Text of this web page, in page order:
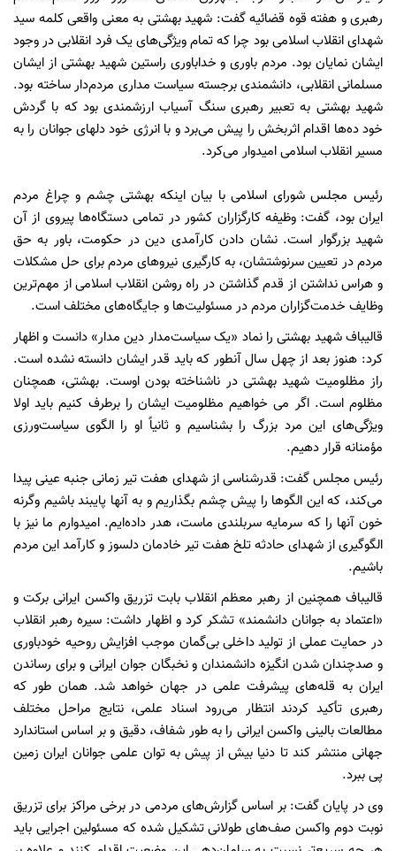
رهبری و هفته قوه قضائیه گفت: شهید بهشتی به معنی واقعی کلمه سید
شهدای انقلاب اسلامی بود چرا که تمام ویژگی‌های یک فرد انقلابی در وجود
ایشان نمایان بود. مردم باوری و خداباوری راستین شهید بهشتی از ایشان
مسلمانی انقلابی، دانشمندی برجسته سیاست مداری مردم‌دار ساخته بود.
شهید بهشتی به تعبیر رهبری سنگ آسیاب ارزشمندی بود که با گردش
خود ده‌ها اقدام اثربخش را پیش می‌برد و با انرژی خود دلهای جوانان را به
مسیر انقلاب اسلامی امیدوار می‌کرد.
رئیس مجلس شورای اسلامی با بیان اینکه بهشتی چشم و چراغ مردم
ایران بود، گفت: وظیفه کارگزاران کشور در تمامی دستگاه‌ها پیروی از آن
شهید بزرگوار است. نشان دادن کارآمدی دین در حکومت، باور به حق
مردم در تعیین سرنوشتشان، به کارگیری نیروهای مردم برای حل مشکلات
و هراس نداشتن از قدم گذاشتن در راه روشن انقلاب اسلامی از مهم‌ترین
وظایف خدمت‌گزاران مردم در مسئولیت‌ها و جایگاه‌های مختلف است.
قالیباف شهید بهشتی را نماد «یک سیاست‌مدار دین مدار» دانست و اظهار
کرد: هنوز بعد از چهل سال آنطور که باید قدر ایشان دانسته نشده است.
راز مظلومیت شهید بهشتی در ناشناخته بودن اوست. بهشتی، همچنان
مظلوم است. اگر می خواهیم مظلومیت ایشان را برطرف کنیم باید اولا
ویژگی‌های این مرد بزرگ را بشناسیم و ثانیاً او را الگوی سیاست‌ورزی
مؤمنانه قرار دهیم.
رئیس مجلس گفت: قدرشناسی از شهدای هفت تیر زمانی جنبه عینی پیدا
می‌کند، که این الگوها را پیش چشم بگذاریم و به آنها پایبند باشیم وگرنه
خون آنها را که سرمایه سربلندی ماست، هدر داده‌ایم. امیدوارم ما نیز با
الگوگیری از شهدای حادثه تلخ هفت تیر خادمان دلسوز و کارآمد این مردم
باشیم.
قالیباف همچنین از رهبر معظم انقلاب بابت تزریق واکسن ایرانی برکت و
«اعتماد به جوانان دانشمند» تشکر کرد و اظهار داشت: سیره رهبر انقلاب
در حمایت عملی از تولید داخلی بی‌گمان موجب افزایش روحیه خودباوری
و صدچندان شدن انگیزه دانشمندان و نخبگان جوان ایرانی و برای رساندن
ایران به قله‌های پیشرفت علمی در جهان خواهد شد. همان طور که
رهبری تأکید کردند انتظار می‌رود اسناد علمی، نتایج مراحل مختلف
مطالعات بالینی واکسن ایرانی را به طور شفاف، دقیق و بر اساس استاندارد
جهانی منتشر کند تا دنیا بیش از پیش به توان علمی جوانان ایران زمین
پی ببرد.
وی در پایان گفت: بر اساس گزارش‌های مردمی در برخی مراکز برای تزریق
نوبت دوم واکسن صف‌های طولانی تشکیل شده که مسئولین اجرایی باید